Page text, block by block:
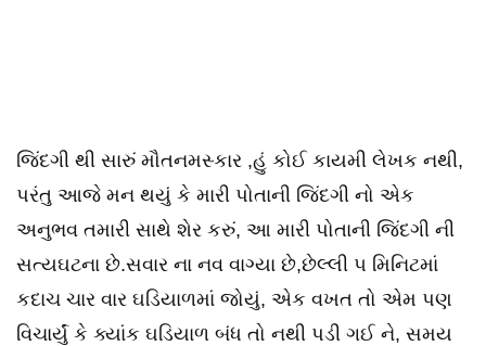
જિંદગી થી સારું મૌતનમસ્કાર ,હું કોઈ કાયમી લેખક નથી,
પરંતુ આજે મન થયું કે મારી પોતાની જિંદગી નો એક
અનુભવ તમારી સાથે શેર કરું, આ મારી પોતાની જિંદગી ની
સત્યઘટના છે.સવાર ના નવ વાગ્યા છે,છેલ્લી ૫ મિનિટમાં
કદાચ ચાર વાર ઘડિયાળમાં જોયું, એક વખત તો એમ પણ
વિચાર્યું કે ક્યાંક ઘડિયાળ બંધ તો નથી પડી ગઈ ને, સમય